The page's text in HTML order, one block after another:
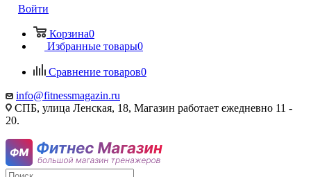
Войти
Корзина0
Избранные товары0
Сравнение товаров0
info@fitnessmagazin.ru
СПБ, улица Ленская, 18, Магазин работает ежедневно 11 -
20.